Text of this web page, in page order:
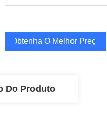
Obtenha O Melhor Preço
Do Produto